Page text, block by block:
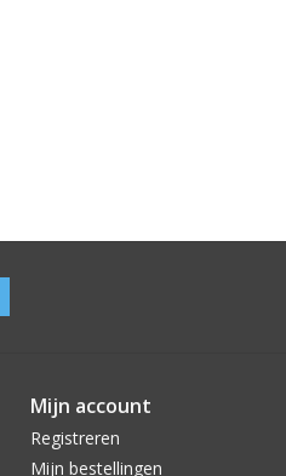
Mijn account
Registreren
Mijn bestellingen